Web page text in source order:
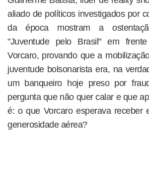
aliado de políticos investigados por
da época mostram a
"Juventude pelo Brasil" em
Vorcaro, provando que a
juventude bolsonarista era, na
um banqueiro hoje preso por
pergunta que não quer calar e que
é: o que Vorcaro esperava receber
generosidade aérea?